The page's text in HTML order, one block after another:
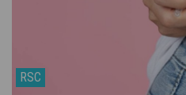
RSC